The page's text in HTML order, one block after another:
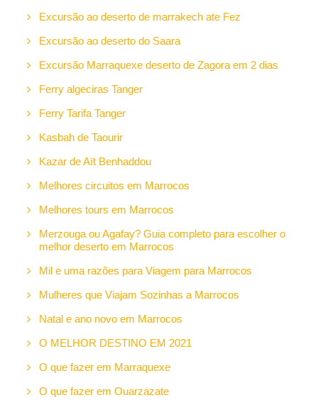
Excursão ao deserto de marrakech ate Fez
Excursão ao deserto do Saara
Excursão Marraquexe deserto de Zagora em 2 dias
Ferry algeciras Tanger
Ferry Tarifa Tanger
Kasbah de Taourir
Kazar de Aït Benhaddou
Melhores circuitos em Marrocos
Melhores tours em Marrocos
Merzouga ou Agafay? Guia completo para escolher o
melhor deserto em Marrocos
Mil e uma razões para Viagem para Marrocos
Mulheres que Viajam Sozinhas a Marrocos
Natal e ano novo em Marrocos
O MELHOR DESTINO EM 2021
O que fazer em Marraquexe
O que fazer em Ouarzazate